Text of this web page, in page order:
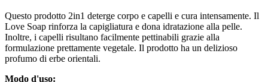
Questo prodotto 2in1 deterge corpo e capelli e cura intensamente. Il
Love Soap rinforza la capigliatura e dona idratazione alla pelle.
Inoltre, i capelli risultano facilmente pettinabili grazie alla
formulazione prettamente vegetale. Il prodotto ha un delizioso
profumo di erbe orientali.
Modo d'uso: